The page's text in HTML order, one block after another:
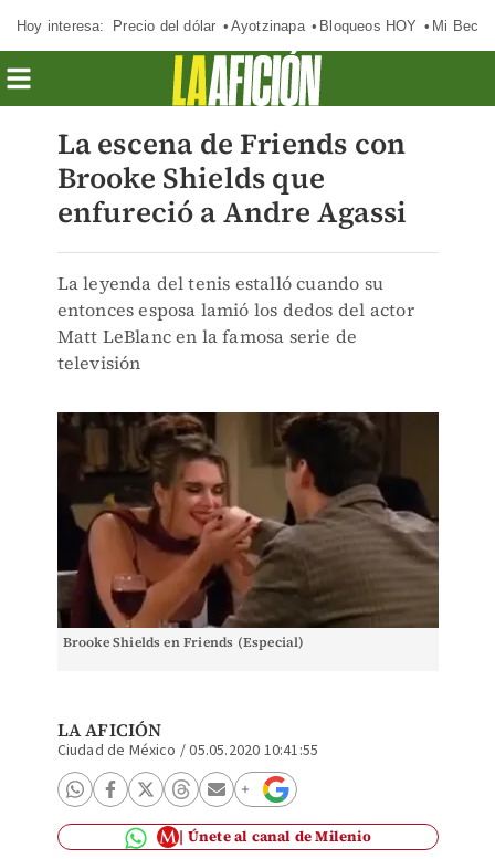
Hoy interesa: Precio del dólar Ayotzinapa Bloqueos HOY Mi Beca
La escena de Friends con
Brooke Shields que
enfureció a Andre Agassi
La leyenda del tenis estalló cuando su
entonces esposa lamió los dedos del actor
Matt LeBlanc en la famosa serie de
televisión
Brooke Shields en Friends (Especial)
LA AFICIÓN
Ciudad de México /05.05.2020 10:41:55
Únete al canal de Milenio